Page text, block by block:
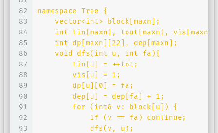
82
83
84
85
86
87
88
89
90
91
92
93
namespace Tree {
    vector<int> block[maxn];
int tin[maxn], tout[maxn],
    int dp[maxn][22], dep[maxn];
    void dfs(int u, int fa){
        tin[u] = ++tot;
        vis[u] = 1;
        dp[u][0] = fa;
        dep[u] = dep[fa] + 1;
        for (int& v: block[u]) {
            if (v == fa) continue;
            dfs(v, u);